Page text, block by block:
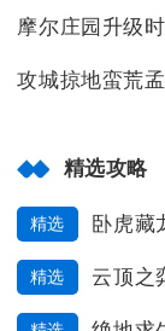
摩尔庄园升级
攻城掠地蛮荒
精选攻略
精选 卧虎藏
精选